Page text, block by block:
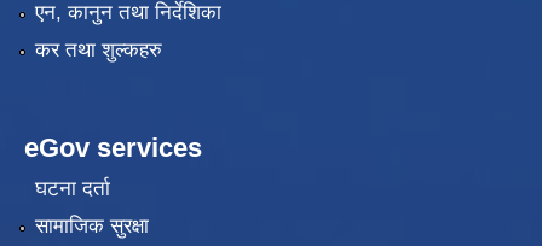
एन, कानुन तथा निर्देशिका
कर तथा शुल्कहरु
eGov services
घटना दर्ता
सामाजिक सुरक्षा